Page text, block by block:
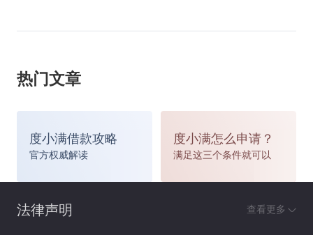
但同时我们也应该清醒的意识到，商业保险对
构建和谐社会的作用还没有充分发挥。保险深度有
业在全国金融资产的比重远远落后于银行业和证券
热门文章
度小满借款攻略
官方权威解读
度小满怎么申请？
满足这三个条件就可以
法律声明 查看更多